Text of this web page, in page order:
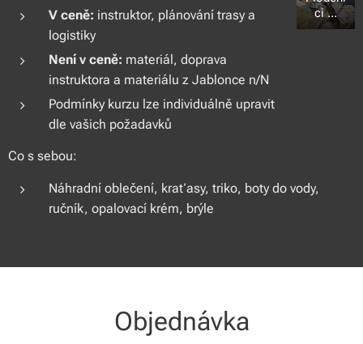
ci ...
V ceně: instruktor, plánování trasy a
logistiky
Není v ceně: materiál, doprava
instruktora a materiálu z Jablonce n/N
Podmínky kurzu lze individuálně upravit
dle vašich požadavků
Co s sebou:
Náhradní oblečení, kraťasy, triko, boty do vody,
ručník, opalovací krém, brýle
Objednávka